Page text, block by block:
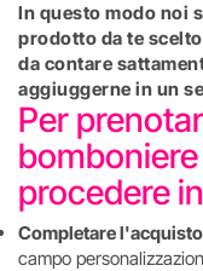
In questo modo noi
prodotto da te
da contare
aggiuggerne in un
Per
procedere
Completare l'acquisto
campo